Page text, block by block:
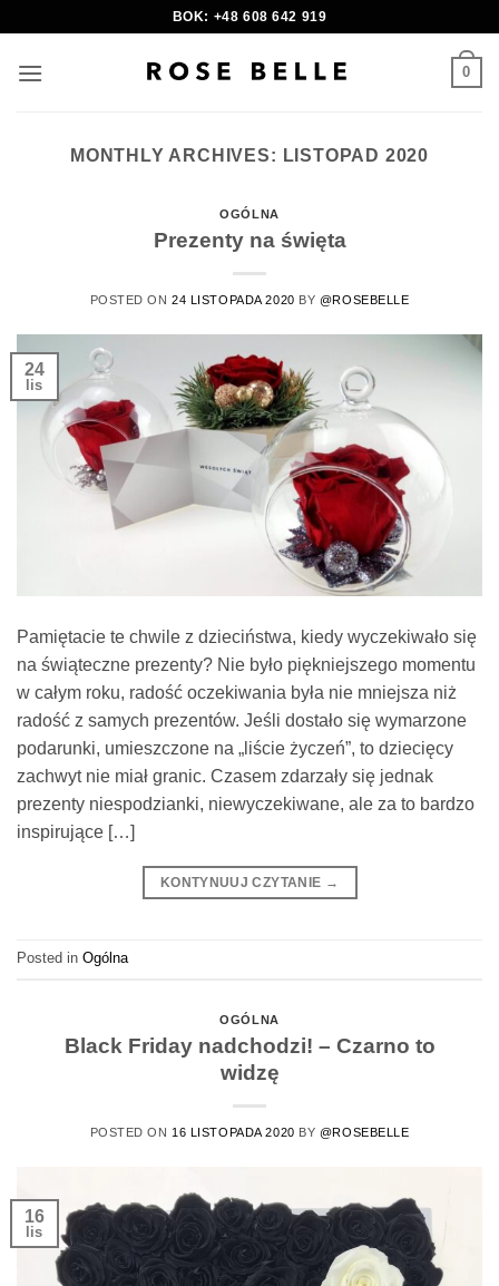
content
BOK: +48 608 642 919
0
MONTHLY ARCHIVES: LISTOPAD 2020
OGÓLNA
Prezenty na święta
POSTED ON24 LISTOPADA 2020 BY @ROSEBELLE
24
lis
Pamiętacie te chwile z dzieciństwa, kiedy wyczekiwało się
na świąteczne prezenty? Nie było piękniejszego momentu
w całym roku, radość oczekiwania była nie mniejsza niż
radość z samych prezentów. Jeśli dostało się wymarzone
podarunki, umieszczone na „liście życzeń”, to dziecięcy
zachwyt nie miał granic. Czasem zdarzały się jednak
prezenty niespodzianki, niewyczekiwane, ale za to bardzo
inspirujące […]
KONTYNUUJ CZYTANIE →
Posted in Ogólna
OGÓLNA
Black Friday nadchodzi! – Czarno to
widzę
POSTED ON 16 LISTOPADA 2020 BY @ROSEBELLE
16
lis